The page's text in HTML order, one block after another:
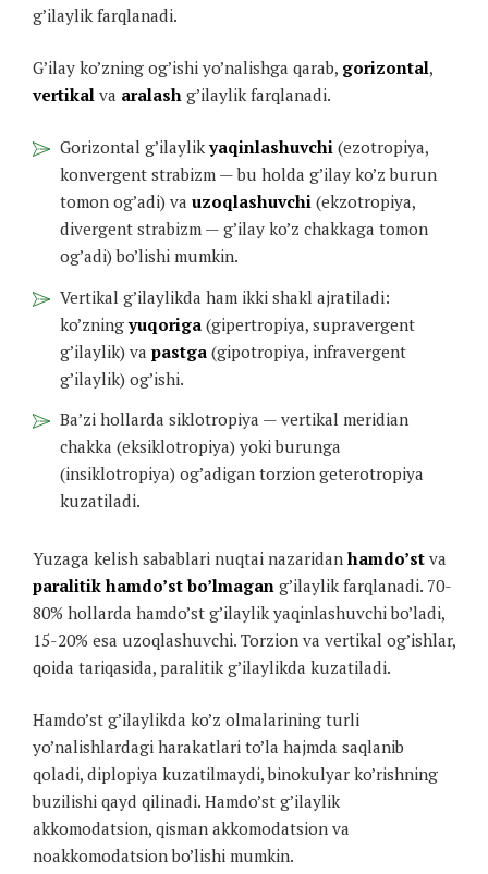
g’ilaylik farqlanadi.
G’ilay ko’zning og’ishi yo’nalishga qarab, gorizontal,
vertikal va aralash g’ilaylik farqlanadi.
Gorizontal g’ilaylikyaqinlashuvchi (ezotropiya,
konvergent strabizm — bu holda g’ilay ko’z burun
tomon og’adi) va uzoqlashuvchi (ekzotropiya,
divergent strabizm — g’ilay ko’z chakkaga tomon
og’adi) bo’lishi mumkin.
Vertikal g’ilaylikda ham ikki shakl ajratiladi:
ko’zningyuqoriga (gipertropiya, supravergent
g’ilaylik) va pastga (gipotropiya, infravergent
g’ilaylik) og’ishi.
Ba’zi hollarda siklotropiya — vertikal meridian
chakka (eksiklotropiya) yoki burunga
(insiklotropiya) og’adigan torzion geterotropiya
kuzatiladi.
Yuzaga kelish sabablari nuqtai nazaridan hamdo’st va
paralitik hamdo’st bo’lmagan g’ilaylik farqlanadi. 70-
80% hollarda hamdo’st g’ilaylik yaqinlashuvchi bo’ladi,
15-20% esa uzoqlashuvchi. Torzion va vertikal og’ishlar,
qoida tariqasida, paralitik g’ilaylikda kuzatiladi.
Hamdo’st g’ilaylikda ko’z olmalarining turli
yo’nalishlardagi harakatlari to’la hajmda saqlanib
qoladi, diplopiya kuzatilmaydi, binokulyar ko’rishning
buzilishi qayd qilinadi. Hamdo’st g’ilaylik
akkomodatsion, qisman akkomodatsion va
noakkomodatsion bo’lishi mumkin.